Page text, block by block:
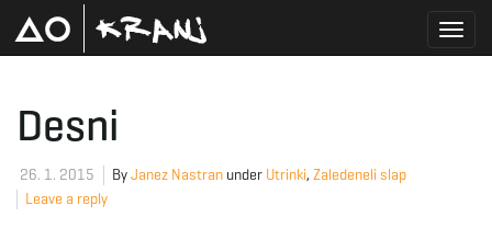
Desni
26. 1. 2015 ByJanez Nastran under Utrinki, Zaledeneli slap
Leave a reply